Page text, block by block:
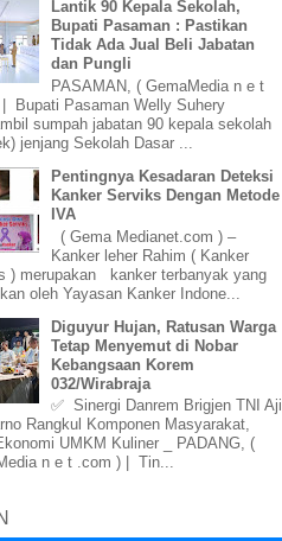
Lantik 90 Kepala Sekolah,
Bupati Pasaman : Pastikan
Tidak Ada Jual Beli Jabatan
dan Pungli
PASAMAN, ( GemaMedia n e t
Bupati Pasaman Welly Suhery
sumpah jabatan 90 kepala sekolah
jenjang Sekolah Dasar ...
Pentingnya Kesadaran Deteksi
Kanker Serviks Dengan Metode
IVA
( Gema Medianet.com ) –
Kanker leher Rahim ( Kanker
) merupakan kanker terbanyak yang
oleh Yayasan Kanker Indone...
Diguyur Hujan, Ratusan Warga
Tetap Menyemut di Nobar
Kebangsaan Korem
032/Wirabraja
✅ Sinergi Danrem Brigjen TNI Aji
Rangkul Komponen Masyarakat,
UMKM Kuliner _ PADANG, (
n e t .com ) | Tin...